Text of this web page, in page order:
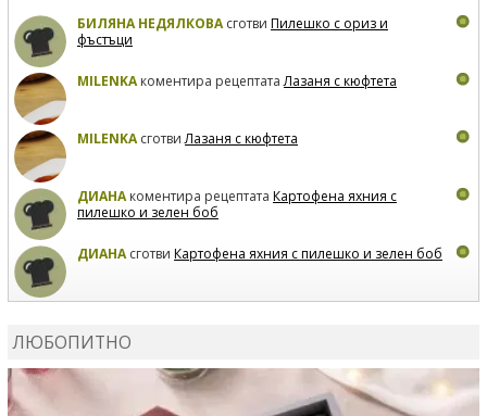
БИЛЯНА НЕДЯЛКОВАсготви Пилешко с ориз и
фъстъци
MILENKAкоментира рецептатаЛазаня с кюфтета
MILENKAсготвиЛазаня с кюфтета
ДИАНАкоментира рецептата Картофена яхния с
пилешко и зелен боб
ДИАНАсготви Картофена яхния с пилешко и зелен боб
MARIYANA PETROVAсготвиДзадзики
ЛЮБОПИТНО